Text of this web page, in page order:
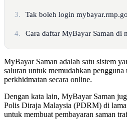
3. Tak boleh login
4. Cara daftar MyBayar Saman di
MyBayar Saman adalah satu sistem
saluran untuk memudahkan pengguna
perkhidmatan secara online.
Dengan kata lain, MyBayar Saman
Polis Diraja Malaysia (PDRM) di
untuk membuat pembayaran saman